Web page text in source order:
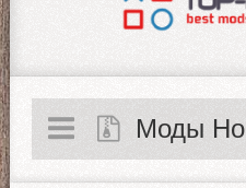
Моды